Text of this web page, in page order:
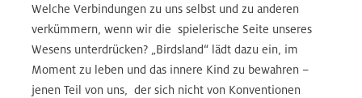
Welche Verbindungen zu uns selbst und zu anderen
verkümmern, wenn wir die spielerische Seite unseres
Wesens unterdrücken? „Birdsland“ lädt dazu ein, im
Moment zu leben und das innere Kind zu bewahren –
jenen Teil von uns, der sich nicht von Konventionen